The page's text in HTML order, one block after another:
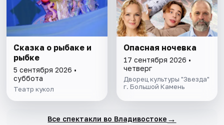
Сказка о рыбаке и
рыбке
5 сентября 2026 •
суббота
Театр кукол
Опасная ночевка
17 сентября 2026 •
четверг
Дворец культуры "Звезда"
г. Большой Камень
Все спектакли во Владивостоке →